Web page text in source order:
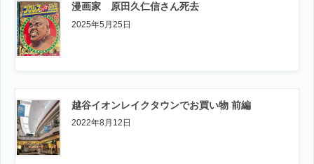
漫画家 原田久仁信さん死去
2025年5月25日
越谷イオンレイクタウンでお買い物 前編
2022年8月12日